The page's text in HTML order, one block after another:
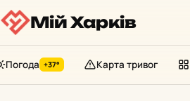
Мій Харків
Погода +37° Карта тривог